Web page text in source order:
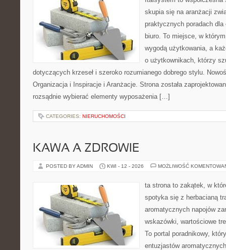
skupia się na aranżacji
praktycznych poradach
biuro. To miejsce, w
wygodą użytkowania, a
o użytkownikach, którzy
dotyczących krzeseł i szeroko rozumianego dobrego stylu.
Organizacja i Inspiracje i Aranżacje. Strona została
rozsądnie wybierać elementy wyposażenia […]
CATEGORIES: NIERUCHOMOŚCI
KAWA A ZDROWIE
POSTED BY ADMIN KWI - 12 - 2026 MOŻLIWOŚĆ
ta strona to zakątek, w
spotyka się z herbacianą
aromatycznych napojów
wskazówki, wartościowe
To portal poradnikowy,
entuzjastów